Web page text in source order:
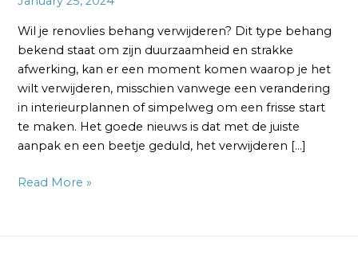
Wil je renovlies behang verwijderen? Dit type behang
bekend staat om zijn duurzaamheid en strakke
afwerking, kan er een moment komen waarop je het
wilt verwijderen, misschien vanwege een verandering
in interieurplannen of simpelweg om een frisse start
te maken. Het goede nieuws is dat met de juiste
aanpak en een beetje geduld, het verwijderen […]
Read More »